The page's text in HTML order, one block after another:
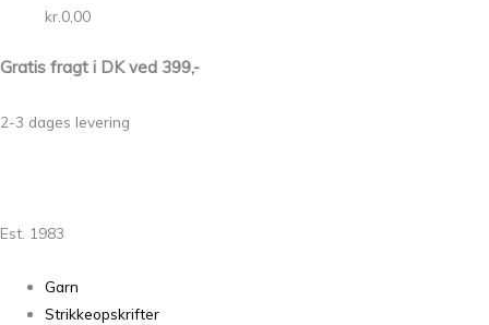
kr. 0,00
Gratis fragt i DK ved 399,-
2-3 dages levering
Est. 1983
Garn
Strikkeopskrifter